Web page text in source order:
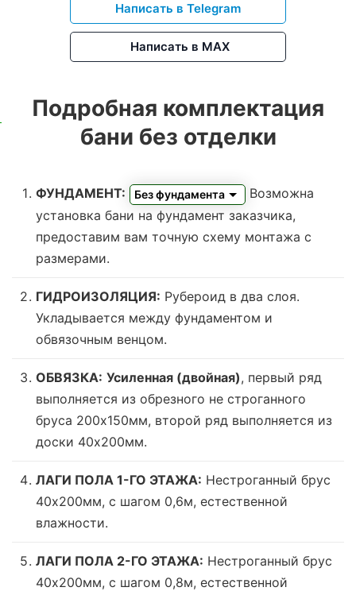
Написать в Telegram
Написать в MAX
Подробная комплектация
бани без отделки
ФУНДАМЕНТ: Без фундамента
Возможна
установка бани на фундамент заказчика,
предоставим вам точную схему монтажа с
размерами.
ГИДРОИЗОЛЯЦИЯ: Рубероид в два слоя.
Укладывается между фундаментом и
обвязочным венцом.
ОБВЯЗКА: Усиленная (двойная), первый ряд
выполняется из обрезного не строганного
бруса 200х150мм, второй ряд выполняется из
доски 40х200мм.
ЛАГИ ПОЛА 1-ГО ЭТАЖА: Нестроганный брус
40х200мм, с шагом 0,6м, естественной
влажности.
ЛАГИ ПОЛА 2-ГО ЭТАЖА: Нестроганный брус
40х200мм, с шагом 0,8м, естественной